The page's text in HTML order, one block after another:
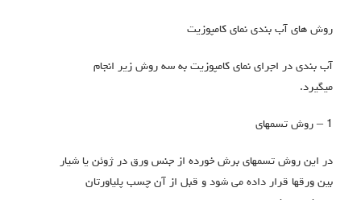
روش های آب بندی نمای کامپوزیت
آب بندی در اجرای نمای کامپوزیت به سه روش زیر انجام
میگیرد.
1 – روش تسمه‎ای
در این روش تسمه‎ای برش خورده از جنس ورق در ژوئن یا شیار
بین ورق‎ها قرار داده می شود و قبل از آن چسب پلی‎اورتان